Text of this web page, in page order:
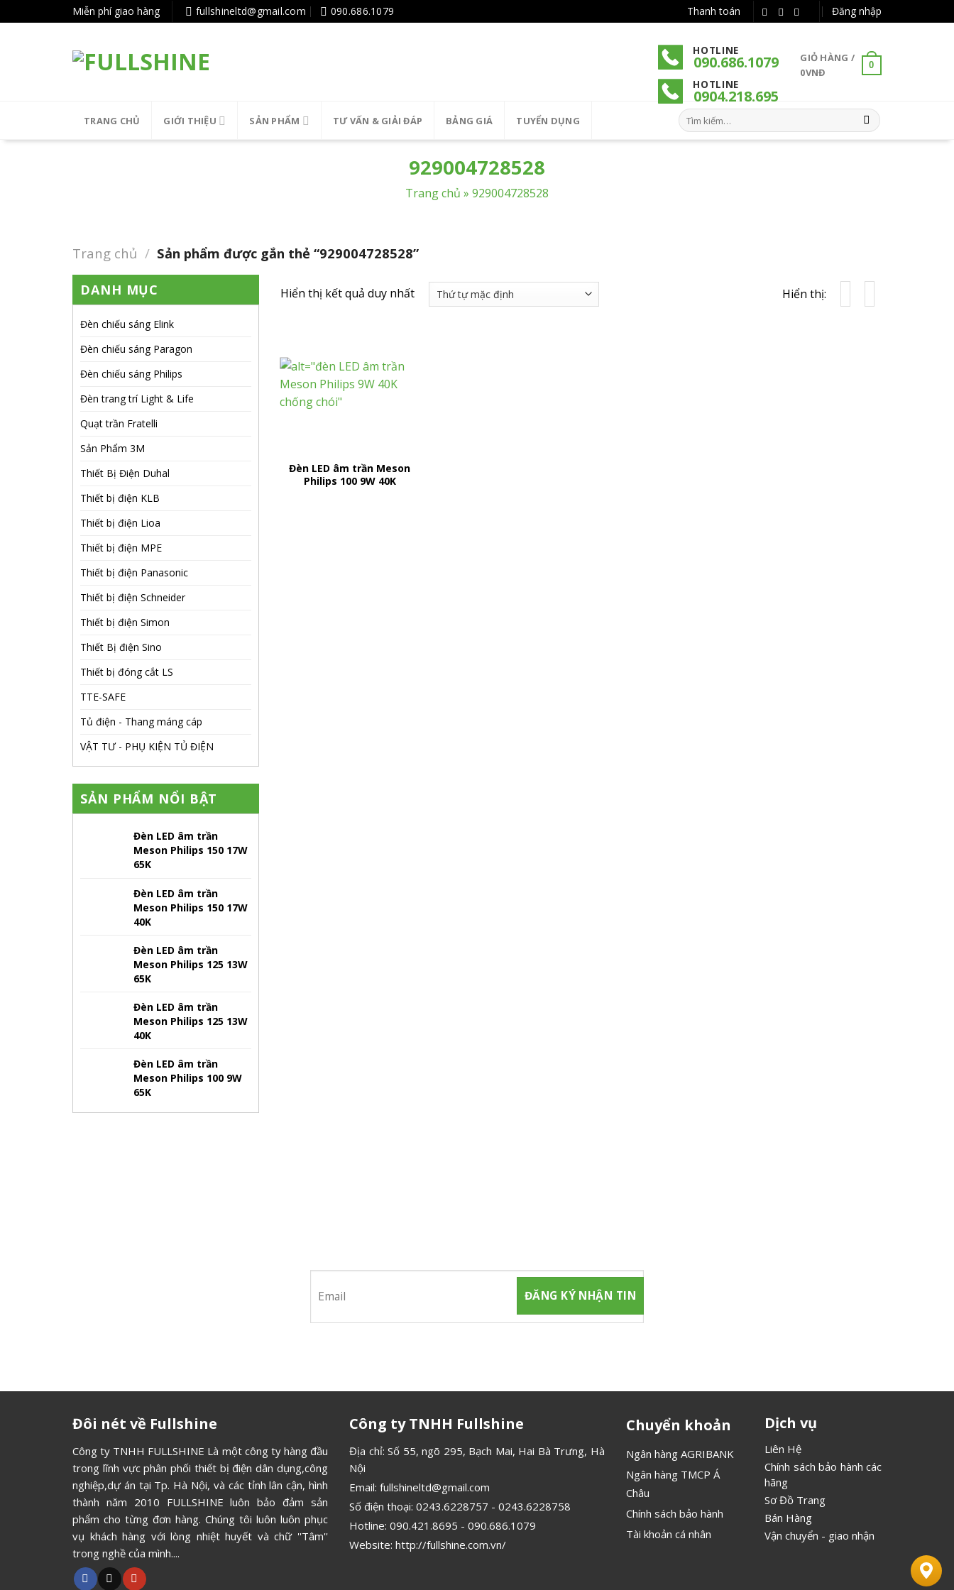
tục
Miễn phí giao hàng fullshineltd@gmail.com 090.686.1079 Thanh toán Đăng nhập
HOTLINE
090.686.1079
HOTLINE
0904.218.695
GIỎ HÀNG /
0VNĐ
0
TRANG CHỦ GIỚI THIỆU SẢN PHẨM TƯ VẤN & GIẢI ĐÁP BẢNG GIÁ TUYỂN DỤNG
Tìm
kiếm:
929004728528
Trang chủ » 929004728528
Trang chủ / Sản phẩm được gắn thẻ “929004728528”
DANH MỤC
Đèn chiếu sáng Elink
Đèn chiếu sáng Paragon
Đèn chiếu sáng Philips
Đèn trang trí Light & Life
Quạt trần Fratelli
Sản Phẩm 3M
Thiết Bị Điện Duhal
Thiết bị điện KLB
Thiết bị điện Lioa
Thiết bị điện MPE
Thiết bị điện Panasonic
Thiết bị điện Schneider
Thiết bị điện Simon
Thiết Bị điện Sino
Thiết bị đóng cắt LS
TTE-SAFE
Tủ điện - Thang máng cáp
VẬT TƯ - PHỤ KIỆN TỦ ĐIỆN
SẢN PHẨM NỔI BẬT
Đèn LED âm trần
Meson Philips 150 17W
65K
Đèn LED âm trần
Meson Philips 150 17W
40K
Đèn LED âm trần
Meson Philips 125 13W
65K
Đèn LED âm trần
Meson Philips 125 13W
40K
Đèn LED âm trần
Meson Philips 100 9W
65K
Hiển thị kết quả duy nhất Hiển thị:
Đèn LED âm trần Meson
Philips 100 9W 40K
Đôi nét về Fullshine
Công ty TNHH FULLSHINE Là một công ty hàng đầu
trong lĩnh vực phân phối thiết bị điện dân dụng,công
nghiệp,dự án tại Tp. Hà Nội, và các tỉnh lân cận, hình
thành năm 2010 FULLSHINE luôn bảo đảm sản
phẩm cho từng đơn hàng. Chúng tôi luôn luôn phục
vụ khách hàng với lòng nhiệt huyết và chữ ''Tâm''
trong nghề của mình....
Công ty TNHH Fullshine
Địa chỉ: Số 55, ngõ 295, Bạch Mai, Hai Bà Trưng, Hà
Nội
Email: fullshineltd@gmail.com
Số điện thoại: 0243.6228757 - 0243.6228758
Hotline: 090.421.8695 - 090.686.1079
Website: http://fullshine.com.vn/
Chuyển khoản
Ngân hàng AGRIBANK
Ngân hàng TMCP Á
Châu
Chính sách bảo hành
Tài khoản cá nhân
Dịch vụ
Liên Hệ
Chính sách bảo hành các
hãng
Sơ Đồ Trang
Bán Hàng
Vận chuyển - giao nhận